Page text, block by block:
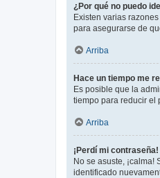
¿Por qué no puedo
Existen varias
para asegurarse de
Arriba
Hace un tiempo me
Es posible que la
tiempo para reducir el
Arriba
¡Perdí mi contraseña!
No se asuste,
identificado